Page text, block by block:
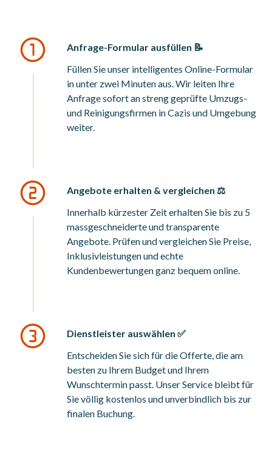
Anfrage-Formular ausfüllen 📝
Füllen Sie unser intelligentes Online-Formular
in unter zwei Minuten aus. Wir leiten Ihre
Anfrage sofort an streng geprüfte Umzugs-
und Reinigungsfirmen in Cazis und Umgebung
weiter.
Angebote erhalten & vergleichen ⚖️
Innerhalb kürzester Zeit erhalten Sie bis zu 5
massgeschneiderte und transparente
Angebote. Prüfen und vergleichen Sie Preise,
Inklusivleistungen und echte
Kundenbewertungen ganz bequem online.
Dienstleister auswählen ✅
Entscheiden Sie sich für die Offerte, die am
besten zu Ihrem Budget und Ihrem
Wunschtermin passt. Unser Service bleibt für
Sie völlig kostenlos und unverbindlich bis zur
finalen Buchung.